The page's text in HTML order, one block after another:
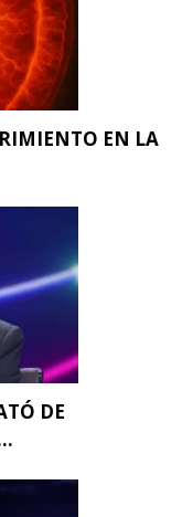
EN LA
DE